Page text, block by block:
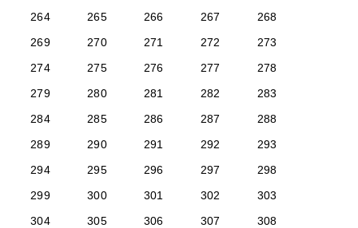
264
265 266 267
268
269
270 271 272
273
274
275 276 277
278
279
280 281 282
283
284
285 286 287
288
289
290 291 292
293
294
295 296 297
298
299
300 301 302
303
304
305 306 307
308